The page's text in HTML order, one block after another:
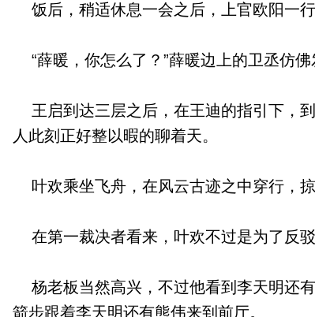
饭后，稍适休息一会之后，上官欧阳一
“薛暖，你怎么了？”薛暖边上的卫丞仿佛
王启到达三层之后，在王迪的指引下，
人此刻正好整以暇的聊着天。
叶欢乘坐飞舟，在风云古迹之中穿行，掠
在第一裁决者看来，叶欢不过是为了反驳
杨老板当然高兴，不过他看到李天明还
箭步跟着李天明还有熊伟来到前厅。